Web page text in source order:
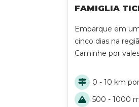
FAMIGLIA
Embarque em
cinco dias na
Caminhe por
desfrute do
cabanas de
perfeita para
0 - 10 km
500 - 1000